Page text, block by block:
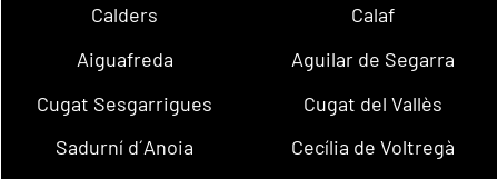
Calders
Calaf
Aiguafreda
Aguilar de Segarra
Cugat Sesgarrigues
Cugat del Vallès
Sadurní d´Anoia
Cecília de Voltregà